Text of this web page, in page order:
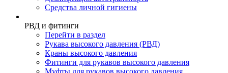
Средства личной гигиены
РВД и фитинги
Перейти в раздел
Рукава высокого давления (РВД)
Краны высокого давления
Фитинги для рукавов высокого давления
Муфты для рукавов высокого давления